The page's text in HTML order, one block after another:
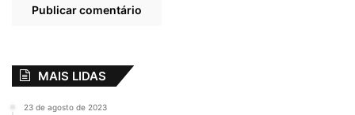
MAIS LIDAS
23 de agosto de 2023